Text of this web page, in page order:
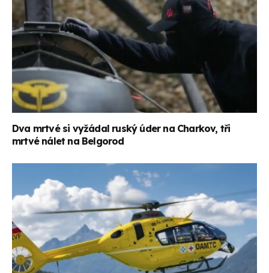
Dva mrtvé si vyžádal ruský úder na Charkov, tři
mrtvé nálet na Belgorod